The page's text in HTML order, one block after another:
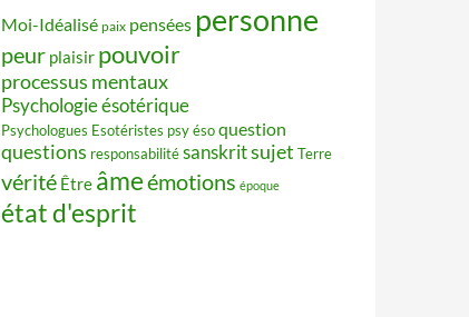
Moi-Idéalisé paix pensées personne
peur plaisir pouvoir
processus mentaux
Psychologie ésotérique
Psychologues Esotéristes psy ésoquestion
questions responsabilitésanskritsujet Terre
vérité Être âmeémotions époque
état d'esprit